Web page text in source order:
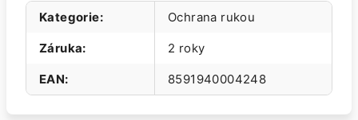
Kategorie: Ochrana rukou
Záruka: 2 roky
EAN: 8591940004248